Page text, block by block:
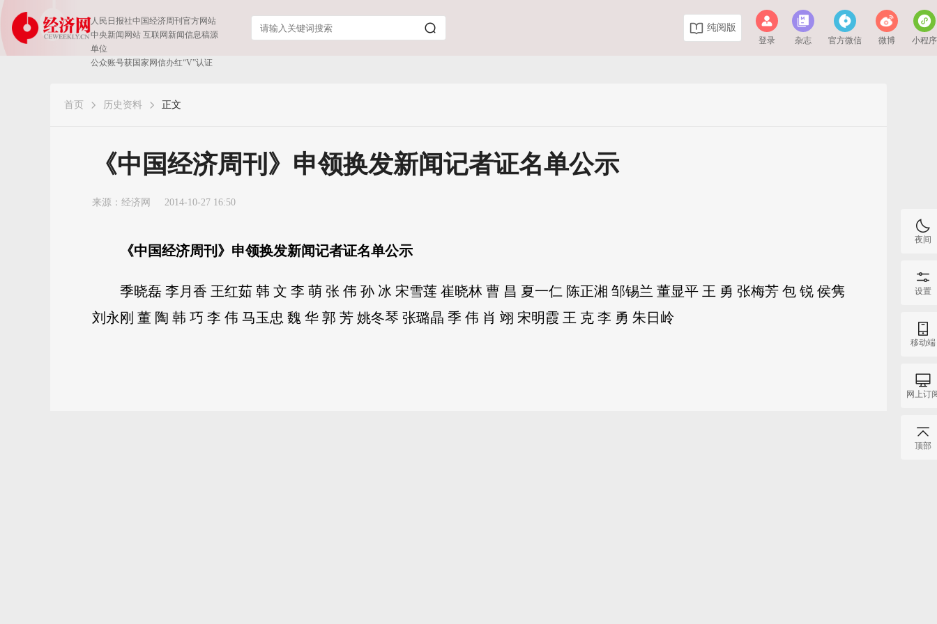
人民日报社中国经济周刊官方网站
中央新闻网站 互联网新闻信息稿源
单位
公众账号获国家网信办红“V”认证
纯阅版
登录 杂志 官方微信 微博 小程序
首页 历史资料 正文
《中国经济周刊》申领换发新闻记者证名单公示
来源： 经济网 2014-10-27 16:50
《中国经济周刊》申领换发新闻记者证名单公示
季晓磊 李月香 王红茹 韩 文 李 萌 张 伟 孙 冰 宋雪莲 崔晓林 曹 昌 夏一仁 陈正湘 邹锡兰 董显平 王 勇 张梅芳 包 锐 侯隽
刘永刚 董 陶 韩 巧 李 伟 马玉忠 魏 华 郭 芳 姚冬琴 张璐晶 季 伟 肖 翊 宋明霞 王 克 李 勇 朱日岭
夜间
设置
移动端
网上订
顶部